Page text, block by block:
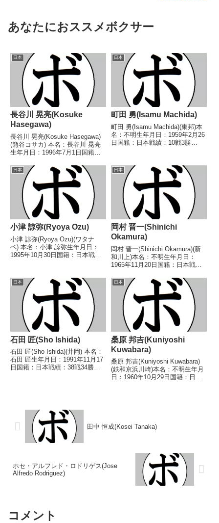
あなたにおススメボクサー
日本
長谷川 晃亮(Kosuke
Hasegawa)
長谷川 晃亮(Kosuke Hasegawa)
(熊谷コサカ) 本名：長谷川 晃亮
生年月日：1996年7月1日国籍：
トル】なし 【戦歴】
2015/09/17 ●2RTKO 頼政 和
法(レパード玉熊)2016/...
日本
町田 勇(Isamu Machida)
町田 勇(Isamu Machida)(東邦)本
名：不明生年月日：1959年2月26
日国籍：日本戦績：10戦3勝
(採点不明) 穂積 秀一(東
邦)1980/01/...
日本
小津 諒弥(Ryoya Ozu)
小津 諒弥(Ryoya Ozu)(ワタナ
ベ) 本名：小津 諒弥生年月日：
1995年10月30日国籍：日本戦
2018/09/02 ●1RTKO 米田 優
大(泉北)2019/02/06 ...
日本
岡村 晋一(Shinichi
Okamura)
岡村 晋一(Shinichi Okamura)(新
和川上)本名：不明生年月日：
1965年11月20日国籍：日本戦
トル】なし 【戦歴】
1989/02/11 ○4RKO 竹内 浩一
(角海老宝石)1989/...
日本
石田 匠(Sho Ishida)
石田 匠(Sho Ishida)(井岡) 本名：
石田 匠生年月日：1991年11月17
日国籍：日本戦績：38戦34勝
日本
桑原 邦吉(Kuniyoshi
Kuwabara)
桑原 邦吉(Kuniyoshi Kuwabara)
(鉄和京浜川崎)本名：不明生年月
日：1960年10月29日国籍：日本
田中 恒成(Kosei Tanaka)
ホセ・アルフレド・ロドリゲス(Jose
Alfredo Rodriguez)
コメント